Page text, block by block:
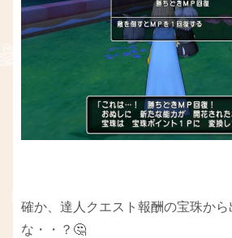
確か、達人クエスト報酬の宝珠か
な・・？🤔